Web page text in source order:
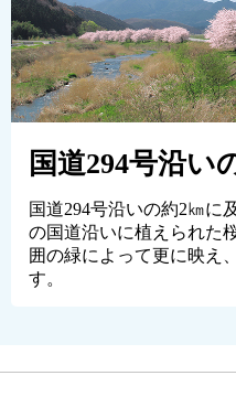
国道294号沿い
国道294号沿いの約2㎞に
の国道沿いに植えられた
囲の緑によって更に映え
す。